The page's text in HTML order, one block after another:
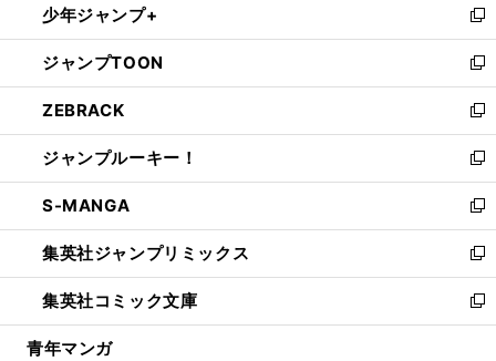
で
開
く
ド
ウ
で
開
く
ィ
ン
ド
ウ
で
開
く
い
ウ
ィ
ン
ド
ウ
で
開
く
少年ジャンプ+
新
し
い
ウ
ィ
ン
ド
ウ
で
開
く
ジャンプTOON
新
し
い
ウ
ィ
ン
ド
ウ
で
開
く
ZEBRACK
新
し
い
ウ
ィ
ン
ド
ウ
で
開
ジャンプルーキー！
新
し
い
ウ
ィ
ン
ド
ウ
S-MANGA
新
し
い
ウ
ィ
ン
集英社ジャンプリミックス
新
し
い
ウ
集英社コミック文庫
新
し
青年マンガ